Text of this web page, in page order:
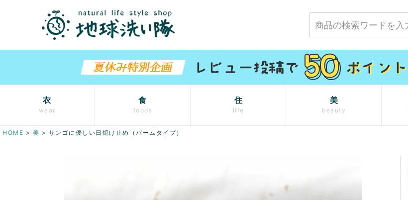
衣
wear
食
foods
住
life
美
beauty
HOME 美 サンゴに優しい日焼け止め（バームタイプ）